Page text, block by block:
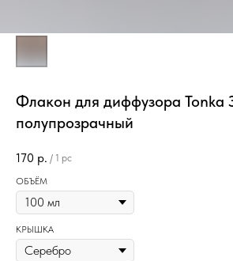
Флакон для диффузора Tonka
полупрозрачный
170 р. / 1 pc
ОБЪЁМ
КРЫШКА